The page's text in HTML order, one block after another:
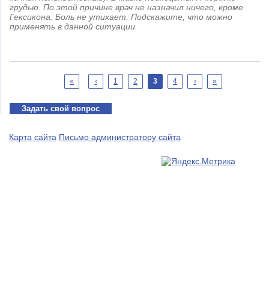
грудью. По этой причине врач не назначил ничего, кроме
Гексикона. Боль не утихает. Подскажите, что можно
применять в данной ситуации.
« ‹ 1 2 3 4 › »
Задать свой вопрос
Карта сайта Письмо администратору сайта